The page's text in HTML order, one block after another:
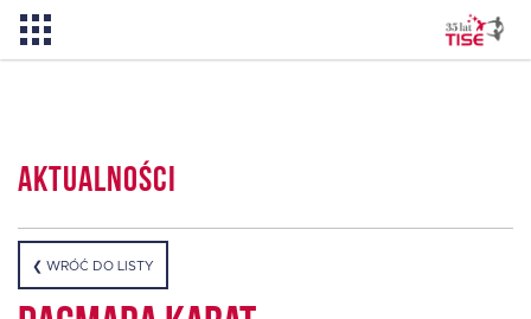
Dlaczego TISE?
Aktualności
❮ WRÓĆ DO LISTY